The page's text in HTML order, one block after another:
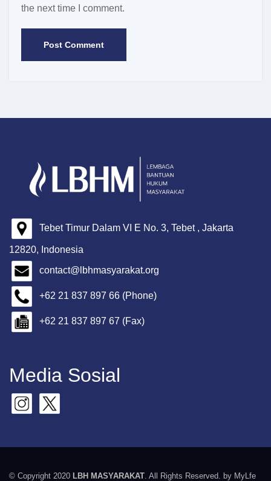
the next time I comment.
Tebet Timur Dalam VI E No. 3, Tebet , Jakarta
12820, Indonesia
contact@lbhmasyarakat.org
+62 21 837 897 66 (Phone)
+62 21 837 897 67 (Fax)
Media Sosial
© Copyright 2020 LBH MASYARAKAT. All Rights Reserved. by MyLfe